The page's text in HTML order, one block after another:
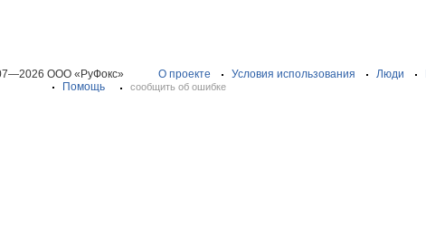
ООО «РуФокс» О проекте Условия использования Люди
Помощь
сообщить об ошибке